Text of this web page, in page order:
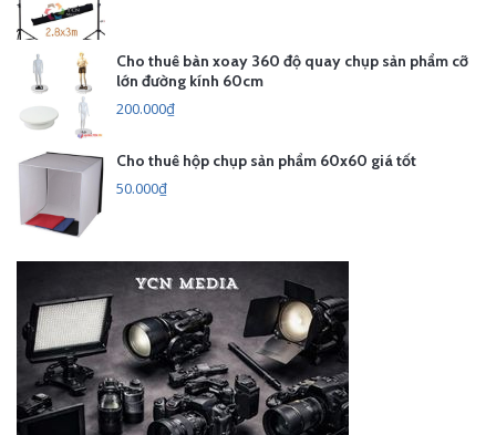
Cho thuê bàn xoay 360 độ quay chụp sản phẩm cỡ
lớn đường kính 60cm
200.000₫
Cho thuê hộp chụp sản phẩm 60x60 giá tốt
50.000₫